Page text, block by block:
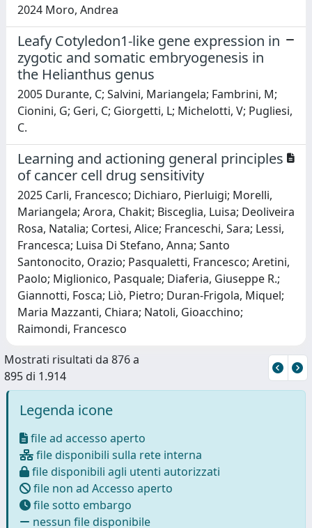
2024 Moro, Andrea
Leafy Cotyledon1-like gene expression in
zygotic and somatic embryogenesis in
the Helianthus genus
2005 Durante, C; Salvini, Mariangela; Fambrini, M;
Cionini, G; Geri, C; Giorgetti, L; Michelotti, V; Pugliesi,
C.
Learning and actioning general principles
of cancer cell drug sensitivity
2025 Carli, Francesco; Dichiaro, Pierluigi; Morelli,
Mariangela; Arora, Chakit; Bisceglia, Luisa; Deoliveira
Rosa, Natalia; Cortesi, Alice; Franceschi, Sara; Lessi,
Francesca; Luisa Di Stefano, Anna; Santo
Santonocito, Orazio; Pasqualetti, Francesco; Aretini,
Paolo; Miglionico, Pasquale; Diaferia, Giuseppe R.;
Giannotti, Fosca; Liò, Pietro; Duran-Frigola, Miquel;
Maria Mazzanti, Chiara; Natoli, Gioacchino;
Raimondi, Francesco
Mostrati risultati da 876 a
895 di 1.914
Legenda icone
file ad accesso aperto
file disponibili sulla rete interna
file disponibili agli utenti autorizzati
file non ad Accesso aperto
file sotto embargo
nessun file disponibile